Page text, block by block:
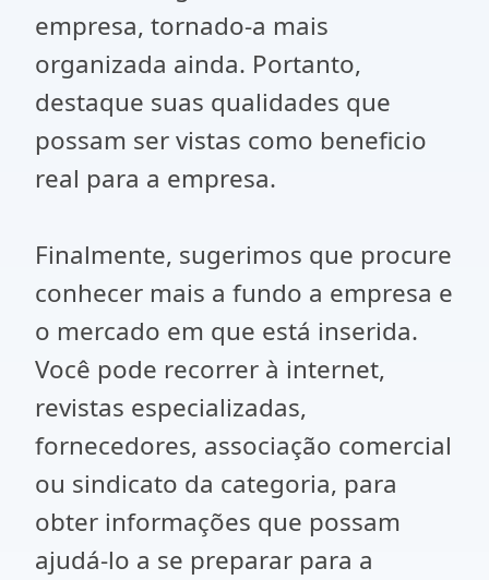
empresa, tornado-a mais
organizada ainda. Portanto,
destaque suas qualidades que
possam ser vistas como beneficio
real para a empresa.
Finalmente, sugerimos que procure
conhecer mais a fundo a empresa e
o mercado em que está inserida.
Você pode recorrer à internet,
revistas especializadas,
fornecedores, associação comercial
ou sindicato da categoria, para
obter informações que possam
ajudá-lo a se preparar para a